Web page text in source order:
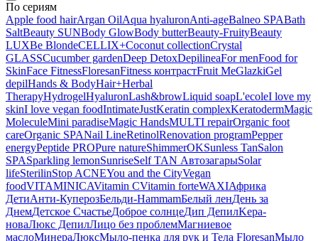
По сериям
Apple food hairArgan OilAqua hyaluronAnti-ageBalneo SPABath
SaltBeauty SUNBody GlowBody butterBeauty-FruityBeauty
LUXBe BlondeCELLIX+Coconut collectionCrystal
GLASSCucumber gardenDeep DetoxDepilineaFor menFood for
SkinFace FitnessFloresanFitness контрастFruit MeGlazkiGel
depilHands & BodyHair+Herbal
TherapyHydrogelHyaluronLash&browLiquid soapL'ecoleI love my
skinI love vegan foodIntimateJustKeratin complexKeratodermMagic
MoleculeMini paradiseMagic HandsMULTI repairOrganic foot
careOrganic SPANail LineRetinolRenovation programPepper
energyPeptide PROPure natureShimmerOKSunless TanSalon
SPASparkling lemonSunriseSelf TAN АвтозагарыSolar
lifeSterilinStop ACNEYou and the CityVegan
foodVITAMINICAVitamin CVitamin forteWAXIАфрика
ДетиАнти-КуперозБельди-HammamБелый ленДень за
ДнемДетское СчастьеДоброе солнцеДип ДепилKepa-
новаЛюкс ДепилЛицо без проблемМагниевое
маслоМинераЛюксМыло-пенка для рук и Тела FloresanМыло